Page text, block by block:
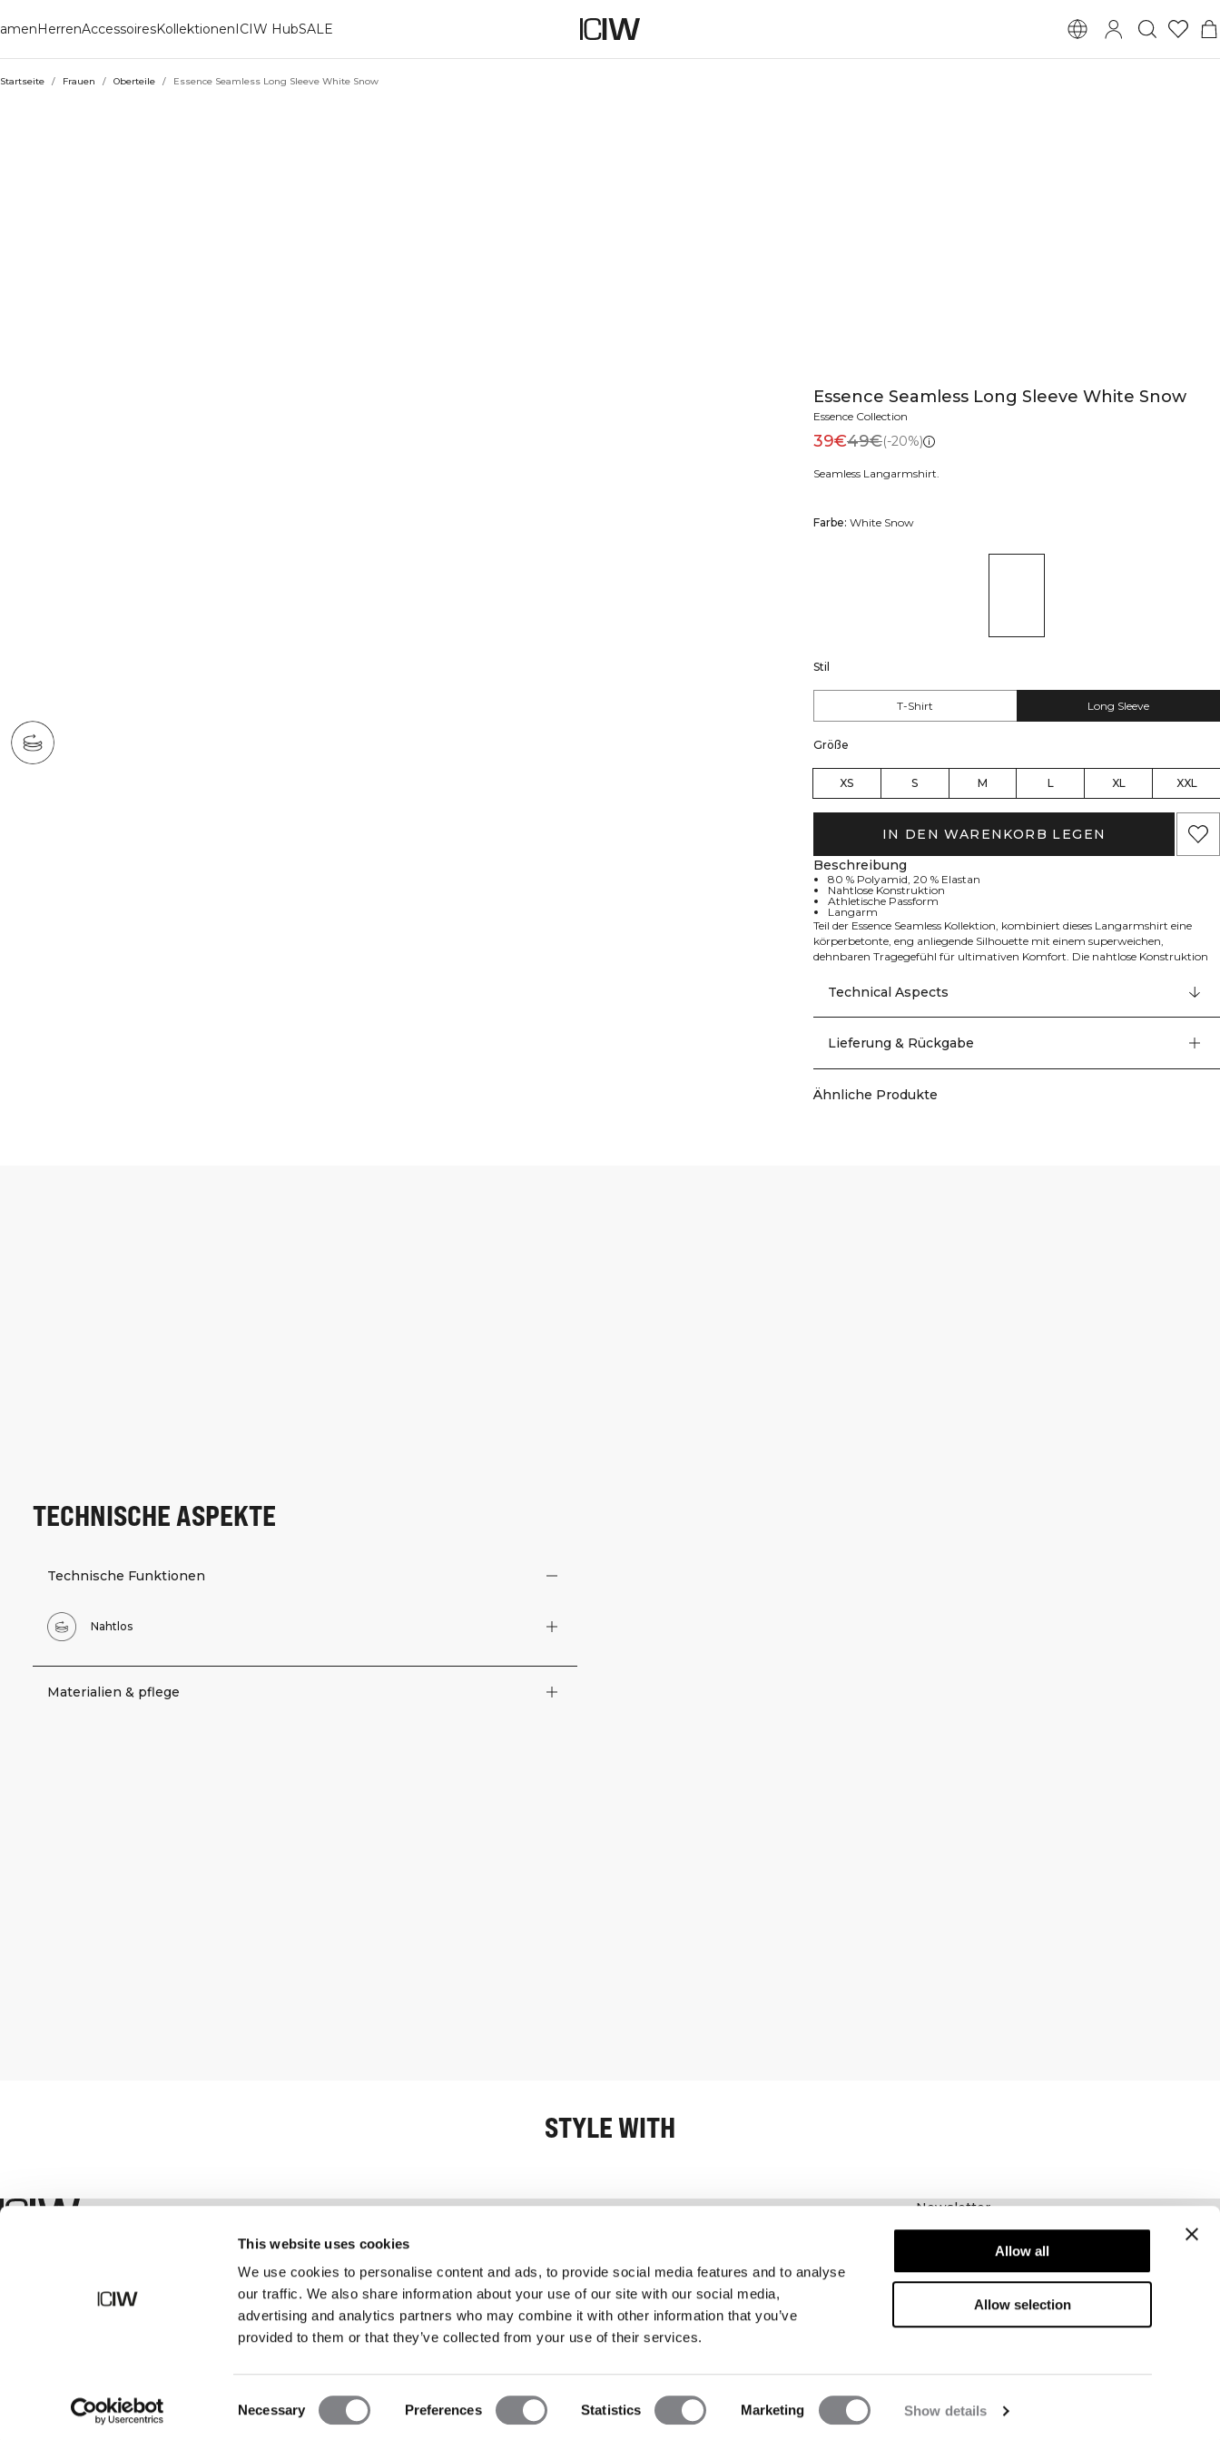
This website uses cookies
We use cookies to personalise content and ads, to provide social media features and to analyse
our traffic. We also share information about your use of our site with our social media,
advertising and analytics partners who may combine it with other information that you’ve
provided to them or that they’ve collected from your use of their services.
Selection
Necessary Preferences Statistics Marketing Show details
Allow all
Allow selection
HerrenAccessoiresKollektionenICIW HubSALE
Startseite / Frauen / Oberteile / Essence Seamless Long Sleeve White Snow
Essence Seamless Long Sleeve White Snow
Essence Collection
39€49€(-20%)
Seamless Langarmshirt.
Farbe: White Snow
Stil
T-Shirt Long Sleeve
Größe
XS S M L XL XXL
IN DEN WARENKORB LEGEN
Beschreibung
80 % Polyamid, 20 % Elastan
Nahtlose Konstruktion
Athletische Passform
Langarm
Teil der Essence Seamless Kollektion, kombiniert dieses Langarmshirt eine
körperbetonte, eng anliegende Silhouette mit einem superweichen,
dehnbaren Tragegefühl für ultimativen Komfort. Die nahtlose Konstruktion
macht es perfekt für Athleisure, zum Layering oder für sanfte Workouts.
Erhältlich in unifarbenen und melierten Varianten, gefertigt aus
hochwertigem Polyamid, Elastan und Polyester.
Technical Aspects
Lieferung & Rückgabe
Ähnliche Produkte
TECHNISCHE ASPEKTE
Technische Funktionen
Nahtlos
Materialien & pflege
STYLE WITH
Newsletter
Abonnieren Sie unseren Newsletter! Erhalten
Sie exklusive Angebote, unsere neuesten
Nachrichten und vieles mehr.